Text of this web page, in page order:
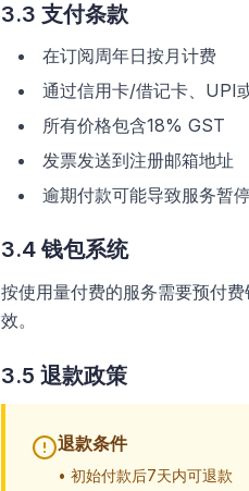
3.3 支付条款
在订阅周年日按月计费
通过信用卡/借记卡、UPI
所有价格包含18% GST
发票发送到注册邮箱地址
逾期付款可能导致服务暂
3.4 钱包系统
按使用量付费的服务需要预付
效。
3.5 退款政策
退款条件
• 初始付款后7天内可退款